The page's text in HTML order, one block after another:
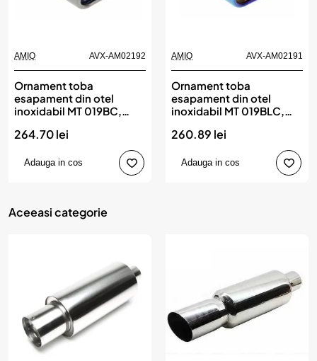
AMIO AVX-AM02192
Ornament toba
esapament din otel
inoxidabil MT 019BC,
264.70 lei
Adauga in cos
AMIO AVX-AM02191
Ornament toba
esapament din otel
inoxidabil MT 019BLC,
260.89 lei
Adauga in cos
Aceeasi categorie